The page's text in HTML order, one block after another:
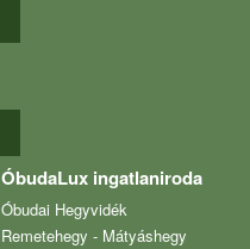
ÓbudaLux ingatlaniroda
Óbudai Hegyvidék
Remetehegy - Mátyáshegy